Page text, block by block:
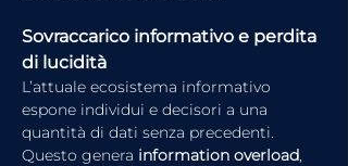
Sovraccarico informativo e perdita
di lucidità
L’attuale ecosistema informativo
espone individui e decisori a una
quantità di dati senza precedenti.
Questo genera information overload